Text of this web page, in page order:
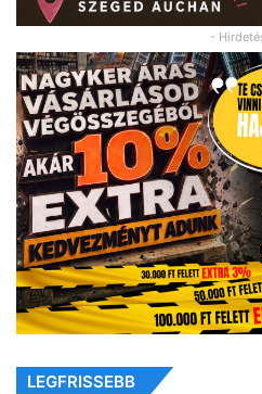
-
LEGFRISSEBB